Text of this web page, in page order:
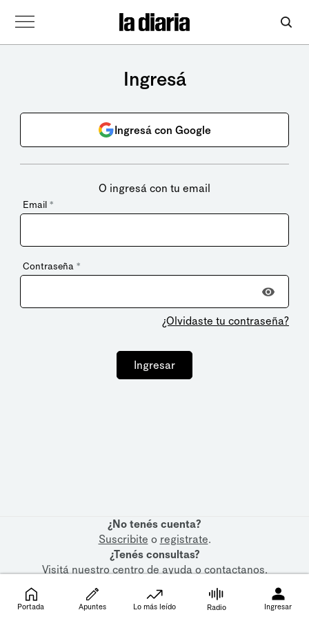
Ingresá
Ingresá con Google
O ingresá con tu email
Email *
Contraseña *
¿Olvidaste tu contraseña?
Ingresar
¿No tenés cuenta?
Suscribite o registrate.
¿Tenés consultas?
Visitá nuestrocentro de ayudaocontactanos.
Portada Apuntes Lo más leído Radio Ingresar